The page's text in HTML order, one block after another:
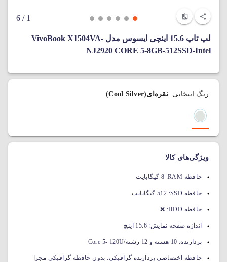
1
/ 6
لپ تاپ 15.6 اینچی ایسوس مدل VivoBook X1504VA-
NJ2920 CORE 5-8GB-512SSD-Intel
رنگ انتخابی:نقره‌ای(Cool Silver)
ویژگی‌های کالا
حافظه RAM: 8 گیگابایت
حافظه SSD: 512 گیگابایت
حافظه HDD: ❌
اندازه صفحه نمایش:15.6 اینچ
پردازنده: 10 هسته و 12 رشته/Core 5- 120U
حافظه اختصاصی پردازنده گرافیکی: بدون حافظه گرافیکی مجزا